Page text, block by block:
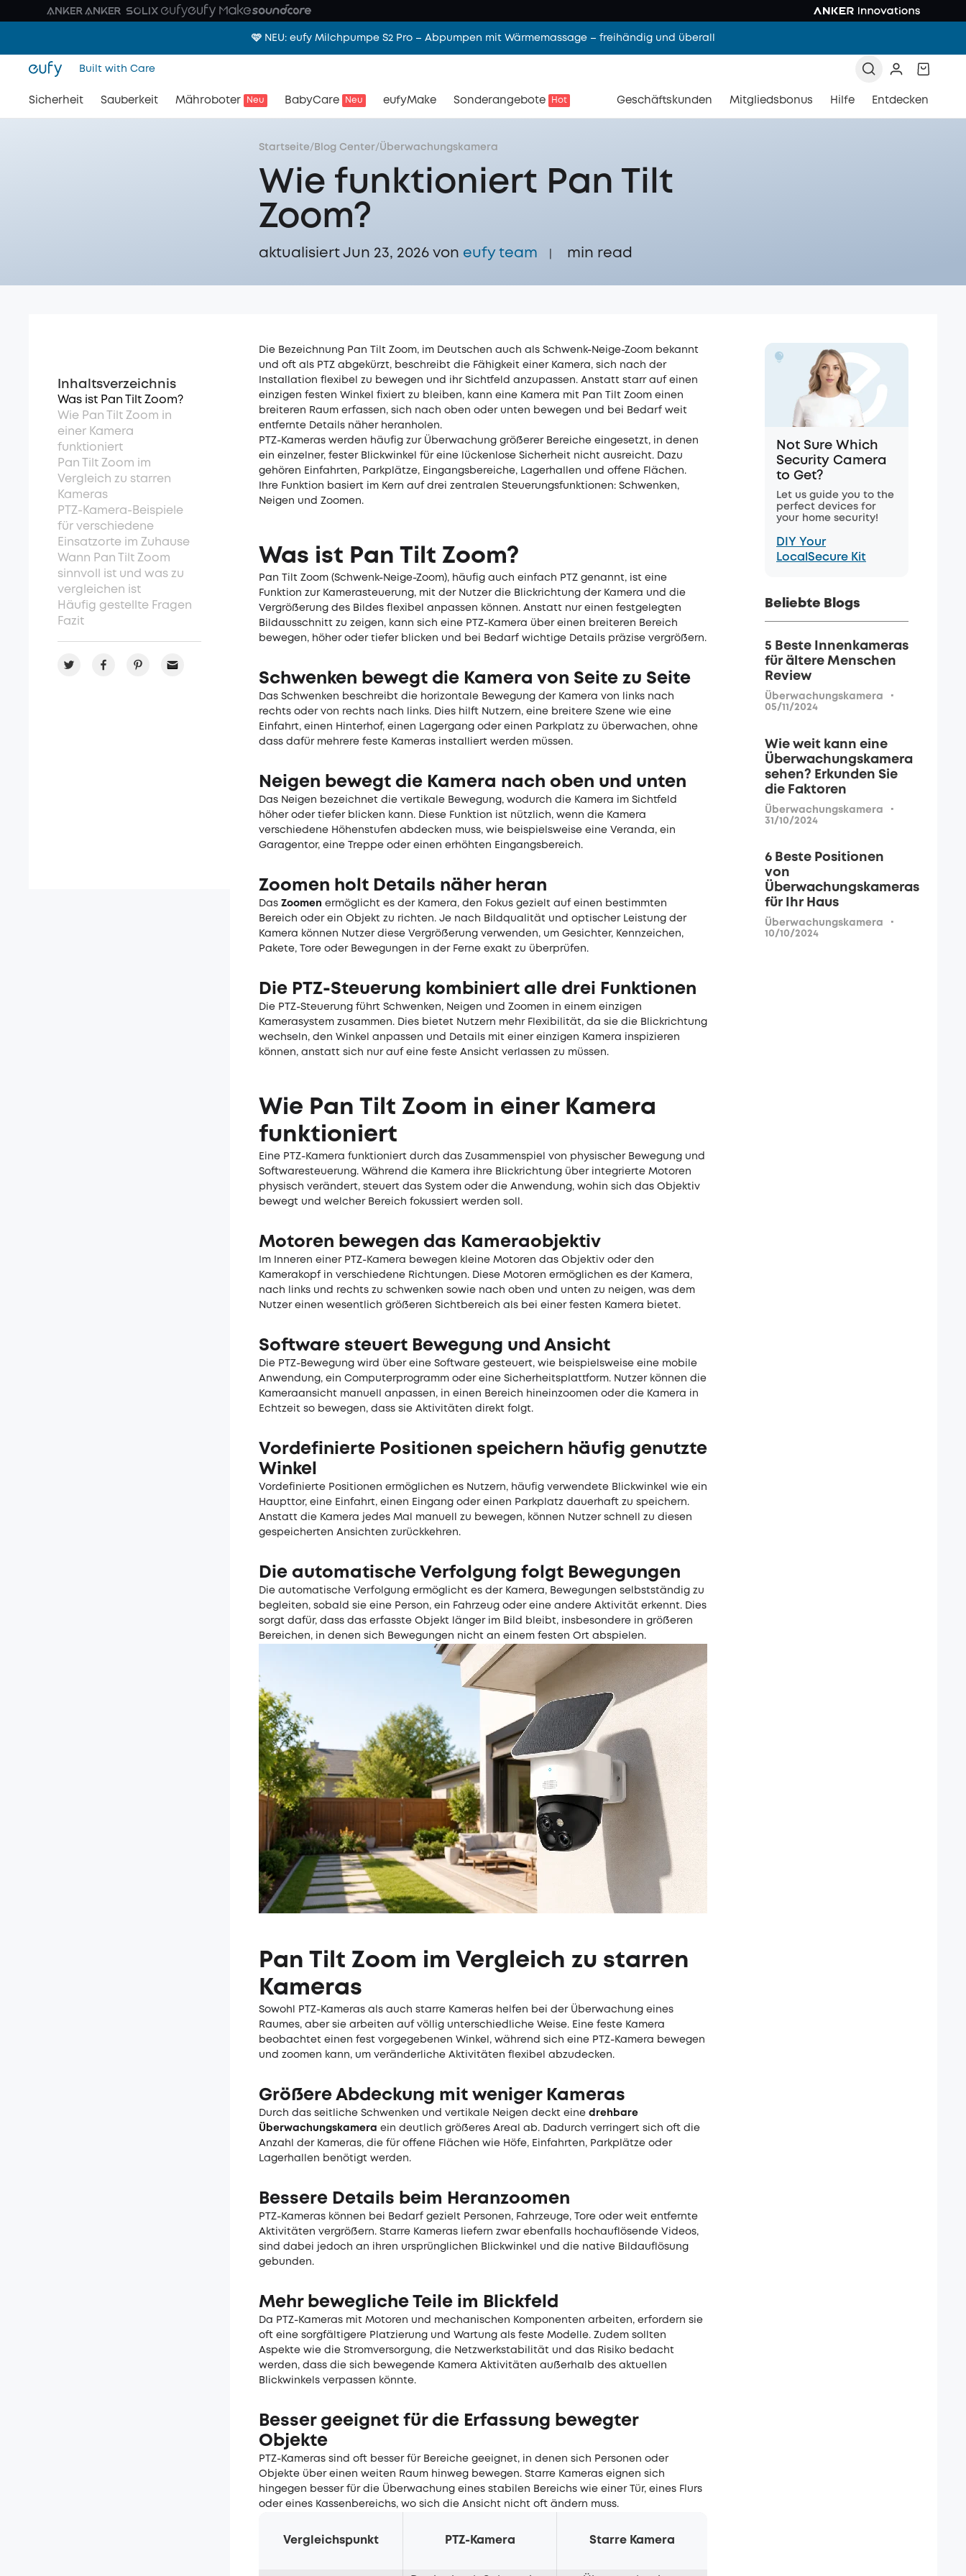
🩷 NEU: eufy Milchpumpe S2 Pro – Abpumpen mit Wärmemassage – freihändig und überall
Built with Care
Sicherheit Sauberkeit Mähroboter Neu BabyCare Neu eufyMake Sonderangebote Hot Geschäftskunden Mitgliedsbonus Hilfe Entdecken
Startseite/ Blog Center/Überwachungskamera
Wie funktioniert Pan Tilt
Zoom?
aktualisiert Jun 23, 2026 von eufy team min read
Die Bezeichnung Pan Tilt Zoom, im Deutschen auch als Schwenk-Neige-Zoom bekannt
und oft als PTZ abgekürzt, beschreibt die Fähigkeit einer Kamera, sich nach der
Installation flexibel zu bewegen und ihr Sichtfeld anzupassen. Anstatt starr auf einen
einzigen festen Winkel fixiert zu bleiben, kann eine Kamera mit Pan Tilt Zoom einen
breiteren Raum erfassen, sich nach oben oder unten bewegen und bei Bedarf weit
entfernte Details näher heranholen.
PTZ-Kameras werden häufig zur Überwachung größerer Bereiche eingesetzt, in denen
ein einzelner, fester Blickwinkel für eine lückenlose Sicherheit nicht ausreicht. Dazu
gehören Einfahrten, Parkplätze, Eingangsbereiche, Lagerhallen und offene Flächen.
Ihre Funktion basiert im Kern auf drei zentralen Steuerungsfunktionen: Schwenken,
Neigen und Zoomen.
Was ist Pan Tilt Zoom?
Pan Tilt Zoom (Schwenk-Neige-Zoom), häufig auch einfach PTZ genannt, ist eine
Funktion zur Kamerasteuerung, mit der Nutzer die Blickrichtung der Kamera und die
Vergrößerung des Bildes flexibel anpassen können. Anstatt nur einen festgelegten
Bildausschnitt zu zeigen, kann sich eine PTZ-Kamera über einen breiteren Bereich
bewegen, höher oder tiefer blicken und bei Bedarf wichtige Details präzise vergrößern.
Schwenken bewegt die Kamera von Seite zu Seite
Das Schwenken beschreibt die horizontale Bewegung der Kamera von links nach
rechts oder von rechts nach links. Dies hilft Nutzern, eine breitere Szene wie eine
Einfahrt, einen Hinterhof, einen Lagergang oder einen Parkplatz zu überwachen, ohne
dass dafür mehrere feste Kameras installiert werden müssen.
Neigen bewegt die Kamera nach oben und unten
Das Neigen bezeichnet die vertikale Bewegung, wodurch die Kamera im Sichtfeld
höher oder tiefer blicken kann. Diese Funktion ist nützlich, wenn die Kamera
verschiedene Höhenstufen abdecken muss, wie beispielsweise eine Veranda, ein
Garagentor, eine Treppe oder einen erhöhten Eingangsbereich.
Zoomen holt Details näher heran
Das Zoomen ermöglicht es der Kamera, den Fokus gezielt auf einen bestimmten
Bereich oder ein Objekt zu richten. Je nach Bildqualität und optischer Leistung der
Kamera können Nutzer diese Vergrößerung verwenden, um Gesichter, Kennzeichen,
Pakete, Tore oder Bewegungen in der Ferne exakt zu überprüfen.
Die PTZ-Steuerung kombiniert alle drei Funktionen
Die PTZ-Steuerung führt Schwenken, Neigen und Zoomen in einem einzigen
Kamerasystem zusammen. Dies bietet Nutzern mehr Flexibilität, da sie die Blickrichtung
wechseln, den Winkel anpassen und Details mit einer einzigen Kamera inspizieren
können, anstatt sich nur auf eine feste Ansicht verlassen zu müssen.
Wie Pan Tilt Zoom in einer Kamera
funktioniert
Eine PTZ-Kamera funktioniert durch das Zusammenspiel von physischer Bewegung und
Softwaresteuerung. Während die Kamera ihre Blickrichtung über integrierte Motoren
physisch verändert, steuert das System oder die Anwendung, wohin sich das Objektiv
bewegt und welcher Bereich fokussiert werden soll.
Motoren bewegen das Kameraobjektiv
Im Inneren einer PTZ-Kamera bewegen kleine Motoren das Objektiv oder den
Kamerakopf in verschiedene Richtungen. Diese Motoren ermöglichen es der Kamera,
nach links und rechts zu schwenken sowie nach oben und unten zu neigen, was dem
Nutzer einen wesentlich größeren Sichtbereich als bei einer festen Kamera bietet.
Software steuert Bewegung und Ansicht
Die PTZ-Bewegung wird über eine Software gesteuert, wie beispielsweise eine mobile
Anwendung, ein Computerprogramm oder eine Sicherheitsplattform. Nutzer können die
Kameraansicht manuell anpassen, in einen Bereich hineinzoomen oder die Kamera in
Echtzeit so bewegen, dass sie Aktivitäten direkt folgt.
Vordefinierte Positionen speichern häufig genutzte
Winkel
Vordefinierte Positionen ermöglichen es Nutzern, häufig verwendete Blickwinkel wie ein
Haupttor, eine Einfahrt, einen Eingang oder einen Parkplatz dauerhaft zu speichern.
Anstatt die Kamera jedes Mal manuell zu bewegen, können Nutzer schnell zu diesen
gespeicherten Ansichten zurückkehren.
Die automatische Verfolgung folgt Bewegungen
Die automatische Verfolgung ermöglicht es der Kamera, Bewegungen selbstständig zu
begleiten, sobald sie eine Person, ein Fahrzeug oder eine andere Aktivität erkennt. Dies
sorgt dafür, dass das erfasste Objekt länger im Bild bleibt, insbesondere in größeren
Bereichen, in denen sich Bewegungen nicht an einem festen Ort abspielen.
Pan Tilt Zoom im Vergleich zu starren
Kameras
Sowohl PTZ-Kameras als auch starre Kameras helfen bei der Überwachung eines
Raumes, aber sie arbeiten auf völlig unterschiedliche Weise. Eine feste Kamera
beobachtet einen fest vorgegebenen Winkel, während sich eine PTZ-Kamera bewegen
und zoomen kann, um veränderliche Aktivitäten flexibel abzudecken.
Größere Abdeckung mit weniger Kameras
Durch das seitliche Schwenken und vertikale Neigen deckt eine drehbare
Überwachungskamera ein deutlich größeres Areal ab. Dadurch verringert sich oft die
Anzahl der Kameras, die für offene Flächen wie Höfe, Einfahrten, Parkplätze oder
Lagerhallen benötigt werden.
Bessere Details beim Heranzoomen
PTZ-Kameras können bei Bedarf gezielt Personen, Fahrzeuge, Tore oder weit entfernte
Aktivitäten vergrößern. Starre Kameras liefern zwar ebenfalls hochauflösende Videos,
sind dabei jedoch an ihren ursprünglichen Blickwinkel und die native Bildauflösung
gebunden.
Mehr bewegliche Teile im Blickfeld
Da PTZ-Kameras mit Motoren und mechanischen Komponenten arbeiten, erfordern sie
oft eine sorgfältigere Platzierung und Wartung als feste Modelle. Zudem sollten
Aspekte wie die Stromversorgung, die Netzwerkstabilität und das Risiko bedacht
werden, dass die sich bewegende Kamera Aktivitäten außerhalb des aktuellen
Blickwinkels verpassen könnte.
Besser geeignet für die Erfassung bewegter
Objekte
PTZ-Kameras sind oft besser für Bereiche geeignet, in denen sich Personen oder
Objekte über einen weiten Raum hinweg bewegen. Starre Kameras eignen sich
hingegen besser für die Überwachung eines stabilen Bereichs wie einer Tür, eines Flurs
oder eines Kassenbereichs, wo sich die Ansicht nicht oft ändern muss.
Vergleichspunkt PTZ-Kamera Starre Kamera
Inhaltsverzeichnis
Was ist Pan Tilt Zoom?
Wie Pan Tilt Zoom in
einer Kamera
funktioniert
Pan Tilt Zoom im
Vergleich zu starren
Kameras
PTZ-Kamera-Beispiele
für verschiedene
Einsatzorte im Zuhause
Wann Pan Tilt Zoom
sinnvoll ist und was zu
vergleichen ist
Häufig gestellte Fragen
Fazit
Not Sure Which
Security Camera
to Get?
Let us guide you to the
perfect devices for
your home security!
DIY Your
LocalSecure Kit
Beliebte Blogs
5 Beste Innenkameras
für ältere Menschen
Review
Überwachungskamera ·
05/11/2024
Wie weit kann eine
Überwachungskamera
sehen? Erkunden Sie
die Faktoren
Überwachungskamera ·
31/10/2024
6 Beste Positionen
von
Überwachungskameras
für Ihr Haus
Überwachungskamera ·
10/10/2024